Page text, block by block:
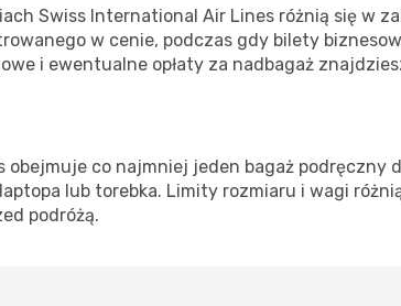
Swiss International Air Lines różnią się w
w cenie, podczas gdy bilety
i ewentualne opłaty za nadbagaż
co najmniej jeden bagaż podręczny
lub torebka. Limity rozmiaru i wagi
podróżą.